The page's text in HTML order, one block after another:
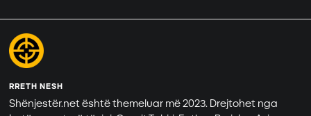
RRETH NESH
Shënjestër.net është themeluar më 2023. Drejtohet nga